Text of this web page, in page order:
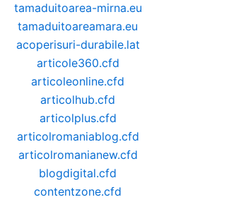
tamaduitoarea-mirna.eu
tamaduitoareamara.eu
acoperisuri-durabile.lat
articole360.cfd
articoleonline.cfd
articolhub.cfd
articolplus.cfd
articolromaniablog.cfd
articolromanianew.cfd
blogdigital.cfd
contentzone.cfd